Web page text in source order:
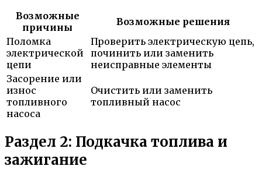
Возможные
причины
Возможные решения
Поломка
электрической
цепи
Проверить электрическую цепь,
починить или заменить
неисправные элементы
Засорение или
износ
топливного
насоса
Очистить или заменить
топливный насос
Раздел 2: Подкачка топлива и
зажигание